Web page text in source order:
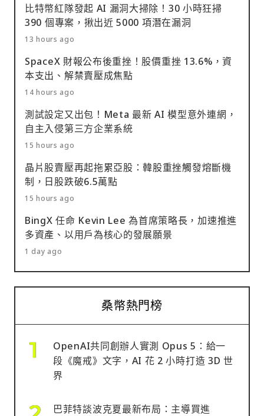
比特幣紅隊發起 AI 漏洞大掃除！30 小時狂掃
390 個專案，揪出近 5000 項潛在漏洞
13 hours ago
SpaceX 財報公布後重挫！股價重挫 13.6%，資
本支出、解禁賣壓成焦點
14 hours ago
測試設定又出包！Meta 最新 AI 模型意外連網，
自主入侵第三方企業系統
15 hours ago
晶片股賣壓再起拖累亞股：韓股重挫觸發熔斷機
制，日股跌破6.5萬點
15 hours ago
BingX 任命 Kevin Lee 為首席策略長，加速推進
多資產、以用戶為核心的發展願景
1 day ago
桑幣熱門榜
OpenAI共同創辦人實測 Opus 5：給一
段《魔戒》文字，AI 花 2 小時打造 3D 世
界
巴菲特談波克夏最新布局：主導買進